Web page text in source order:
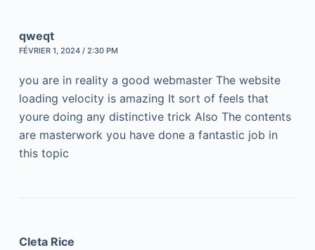
qweqt
FÉVRIER 1, 2024 / 2:30 PM
you are in reality a good webmaster The website
loading velocity is amazing It sort of feels that
youre doing any distinctive trick Also The contents
are masterwork you have done a fantastic job in
this topic
Cleta Rice